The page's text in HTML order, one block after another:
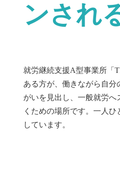
ンされ
就労継続支援A型事業所「
ある方が、働きながら自分
がいを見出し、一般就労へ
くための場所です。一人
しています。